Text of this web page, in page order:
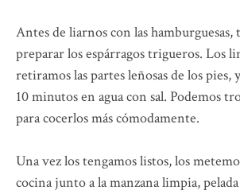
Antes de liarnos con las hamburguesas,
preparar los espárragos trigueros. Los
retiramos las partes leñosas de los pies,
10 minutos en agua con sal. Podemos
para cocerlos más cómodamente.
Una vez los tengamos listos, los
cocina junto a la manzana limpia,